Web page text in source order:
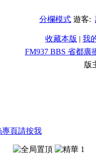
分欄模式 遊客:
收藏本版 | 我
FM937 BBS 省都廣
版
頁請按我